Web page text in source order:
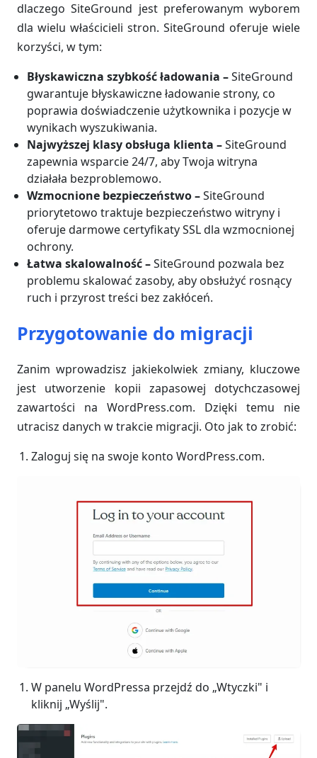
dlaczego SiteGround jest preferowanym wyborem
dla wielu właścicieli stron. SiteGround oferuje wiele
korzyści, w tym:
Błyskawiczna szybkość ładowania –SiteGround
gwarantuje błyskawiczne ładowanie strony, co
poprawia doświadczenie użytkownika i pozycje w
wynikach wyszukiwania.
Najwyższej klasy obsługa klienta –SiteGround
zapewnia wsparcie 24/7, aby Twoja witryna
działała bezproblemowo.
Wzmocnione bezpieczeństwo –SiteGround
priorytetowo traktuje bezpieczeństwo witryny i
oferuje darmowe certyfikaty SSL dla wzmocnionej
ochrony.
Łatwa skalowalność –SiteGround pozwala bez
problemu skalować zasoby, aby obsłużyć rosnący
ruch i przyrost treści bez zakłóceń.
Przygotowanie do migracji
Zanim wprowadzisz jakiekolwiek zmiany, kluczowe
jest utworzenie kopii zapasowej dotychczasowej
zawartości na WordPress.com. Dzięki temu nie
utracisz danych w trakcie migracji. Oto jak to zrobić:
Zaloguj się na swoje konto WordPress.com.
W panelu WordPressa przejdź do „Wtyczki" i
kliknij „Wyślij".